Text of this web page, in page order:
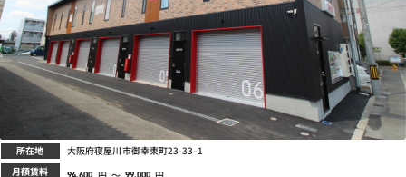
所在地 大阪府寝屋川市御幸東町23-33-1
月額賃料